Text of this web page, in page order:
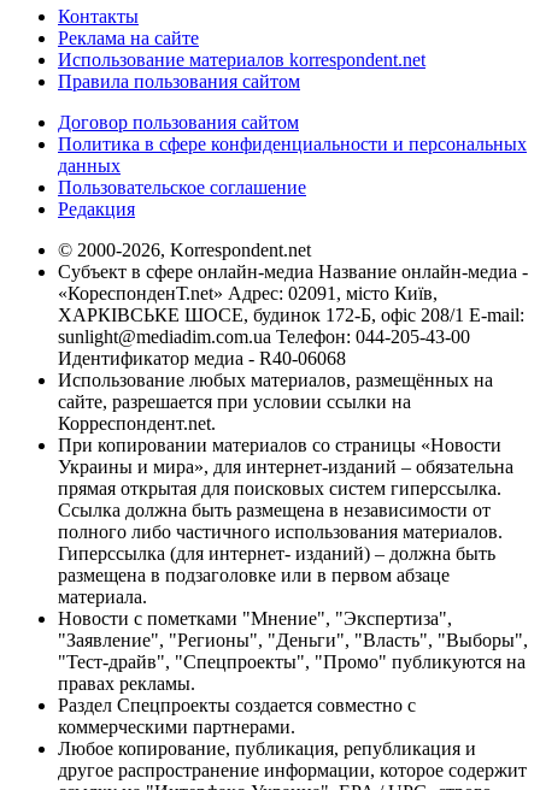
Контакты
Реклама на сайте
Использование материалов korrespondent.net
Правила пользования сайтом
Договор пользования сайтом
Политика в сфере конфиденциальности и персональных
данных
Пользовательское соглашение
Редакция
© 2000-2026, Korrespondent.net
Субъект в сфере онлайн-медиа Название онлайн-медиа -
«КореспонденТ.net» Адрес: 02091, місто Київ,
ХАРКІВСЬКЕ ШОСЕ, будинок 172-Б, офіс 208/1 E-mail:
sunlight@mediadim.com.ua Телефон: 044-205-43-00
Идентификатор медиа - R40-06068
Использование любых материалов, размещённых на
сайте, разрешается при условии ссылки на
Корреспондент.net.
При копировании материалов со страницы «Новости
Украины и мира», для интернет-изданий – обязательна
прямая открытая для поисковых систем гиперссылка.
Ссылка должна быть размещена в независимости от
полного либо частичного использования материалов.
Гиперссылка (для интернет- изданий) – должна быть
размещена в подзаголовке или в первом абзаце
материала.
Новости с пометками "Мнение", "Экспертиза",
"Заявление", "Регионы", "Деньги", "Власть", "Выборы",
"Тест-драйв", "Спецпроекты", "Промо" публикуются на
правах рекламы.
Раздел Спецпроекты создается совместно с
коммерческими партнерами.
Любое копирование, публикация, републикация и
другое распространение информации, которое содержит